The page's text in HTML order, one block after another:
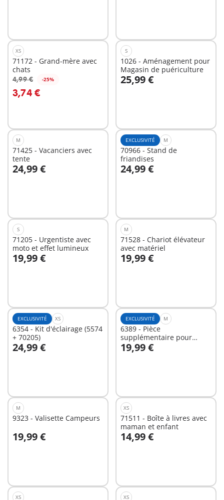
XS
71172 - Grand-mère avec
chats
4,99 € -25%
3,74 €
Au panier
S
1026 - Aménagement pour
Magasin de puériculture
25,99 €
Au panier
M
71425 - Vacanciers avec
tente
24,99 €
Au panier
EXCLUSIVITÉ M
70966 - Stand de
friandises
24,99 €
Au panier
S
71205 - Urgentiste avec
moto et effet lumineux
19,99 €
Au panier
M
71528 - Chariot élévateur
avec matériel
19,99 €
Au panier
EXCLUSIVITÉ XS
6354 - Kit d'éclairage (5574
+ 70205)
24,99 €
Au panier
EXCLUSIVITÉ M
6389 - Pièce
supplémentaire pour
maison moderne
19,99 €
Au panier
M
9323 - Valisette Campeurs
19,99 €
Au panier
XS
71511 - Boîte à livres avec
maman et enfant
14,99 €
Au panier
XS XS